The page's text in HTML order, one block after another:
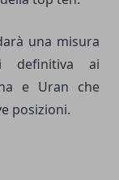
una misura
definitiva ai
e Uran che
posizioni.